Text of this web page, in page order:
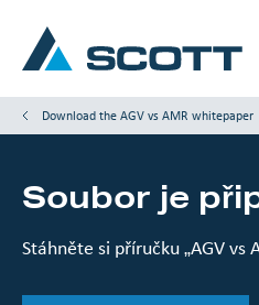
Vaše odvětví
Produkty a řešení
Servis a podpora
Download the AGV vs AMR whitepaper
Soubor je
Stáhněte si příručku „AGV vs